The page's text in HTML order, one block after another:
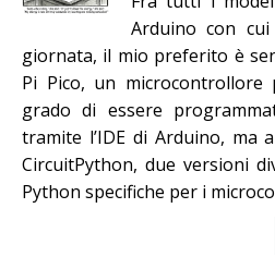
Arduino con
giornata, il mio preferito è
Pi Pico, un microcontrollore
grado di essere
tramite l’IDE di Arduino, ma
CircuitPython, due versioni
Python specifiche per i